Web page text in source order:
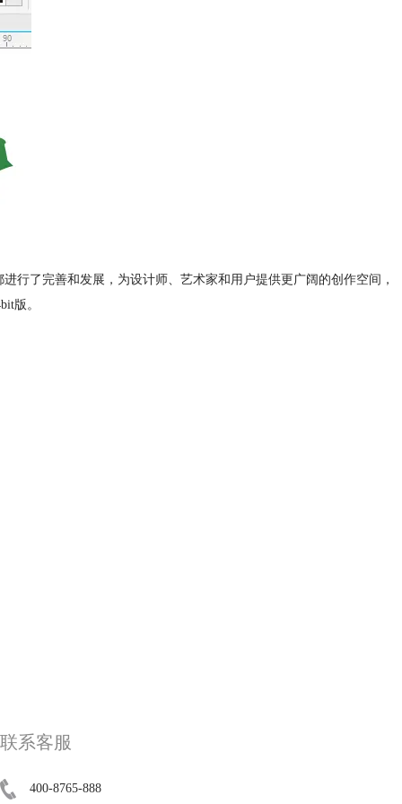
行了完善和发展，为设计师、艺术家和用户提供更广阔的创作空间，
版。
联系客服
400-8765-888